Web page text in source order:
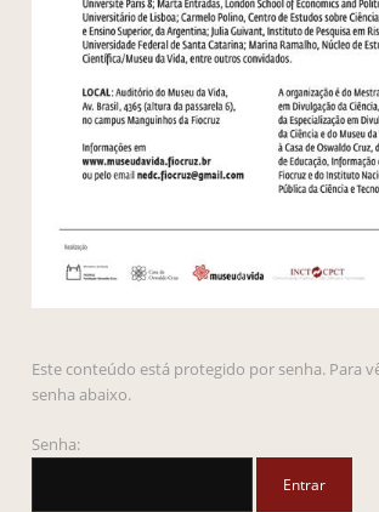
Este conteúdo está protegido por senha. Para
senha abaixo.
Senha: